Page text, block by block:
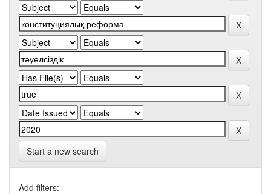
Start a new search
Add filters: